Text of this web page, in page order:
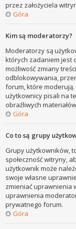
przez założyciela
Góra
Kim są moderatorzy?
Moderatorzy są
których zadaniem jest
możliwość zmiany
odblokowywania,
forum, które
użytkownicy pisali na
obraźliwych
Góra
Co to są grupy
Grupy użytkowników,
społeczność witryny,
użytkownik może
swoje własne
zmieniać uprawnienia
uprawnienia
prywatnego forum.
Góra